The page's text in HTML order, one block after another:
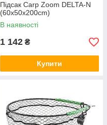
Підсак Carp Zoom DELTA-N
(60x50x200cm)
В наявності
1 142 ₴
Купити